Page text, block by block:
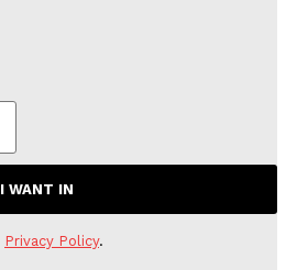
I WANT IN
Privacy Policy.